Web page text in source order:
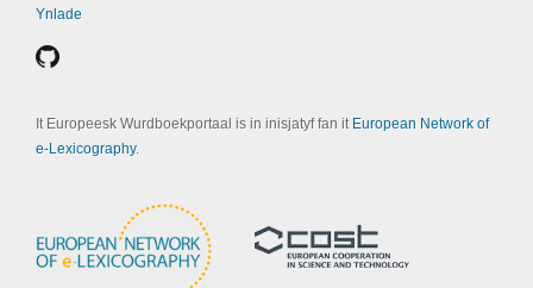
Ynlade
It Europeesk Wurdboekportaal is in inisjatyf fan it European Network of
e-Lexicography.